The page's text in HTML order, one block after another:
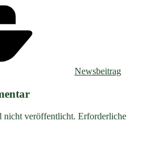
Newsbeitrag
nicht veröffentlicht. Erforderliche